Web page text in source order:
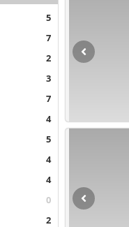
5
7
2
3
7
4
5
4
4
0
2